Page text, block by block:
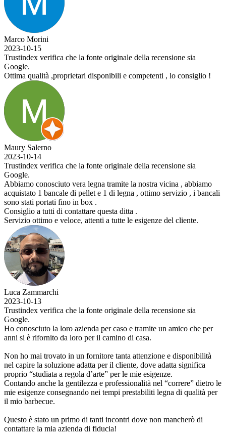
Marco Morini
2023-10-15
Trustindex verifica che la fonte originale della recensione sia
Google.
Ottima qualità ,proprietari disponibili e competenti , lo consiglio !
Maury Salerno
2023-10-14
Trustindex verifica che la fonte originale della recensione sia
Google.
Abbiamo conosciuto vera legna tramite la nostra vicina , abbiamo
acquistato 1 bancale di pellet e 1 di legna , ottimo servizio , i bancali
sono stati portati fino in box .
Consiglio a tutti di contattare questa ditta .
Servizio ottimo e veloce, attenti a tutte le esigenze del cliente.
Luca Zammarchi
2023-10-13
Trustindex verifica che la fonte originale della recensione sia
Google.
Ho conosciuto la loro azienda per caso e tramite un amico che per
anni si è rifornito da loro per il camino di casa.
Non ho mai trovato in un fornitore tanta attenzione e disponibilità
nel capire la soluzione adatta per il cliente, dove adatta significa
proprio “studiata a regola d’arte” per le mie esigenze.
Contando anche la gentilezza e professionalità nel “correre” dietro le
mie esigenze consegnando nei tempi prestabiliti legna di qualità per
il mio barbecue.
Questo è stato un primo di tanti incontri dove non mancherò di
contattare la mia azienda di fiducia!